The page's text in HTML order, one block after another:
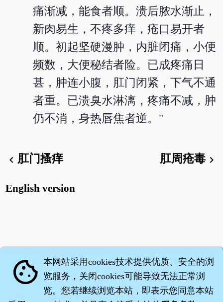
痛渐减，能食者顺。溃后脓水渐止，
新肉易生，不疼多痒，疮口易开者
顺。初起坚硬漫肿，内脏闭痛，小便
频数，大便秘结者险。已成疼痛日
甚，肿连小腹，肛门闭紧，下气不通
者重。已溃臭水淋漓，疼痛不减，肿
仍不消，身热唇焦者逆。"
chevron_left肛门搔痒 肛周疮毒chevron_right
English version
cookie 本网站采用cookies技术提供优质、安全的浏
览服务，关闭cookies可能导致无法正常浏
览。您若继续浏览本站，即表示您同意本站